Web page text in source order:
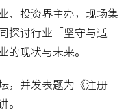
、投资界主办，现场集
探讨行业「坚守与适
的现状与未来。
，并发表题为《注册
。